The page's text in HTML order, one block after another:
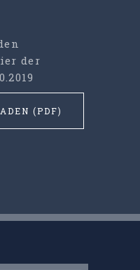
der
(PDF)